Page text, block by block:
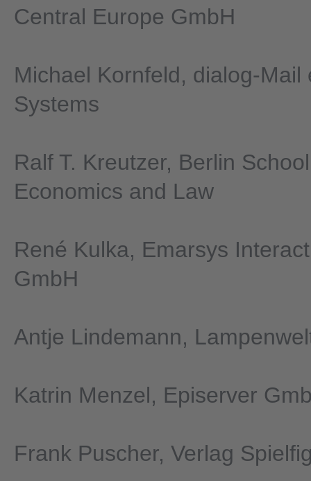
Central Europe GmbH
Michael Kornfeld, dialog-Mail
Systems
Ralf T. Kreutzer, Berlin
Economics and Law
René Kulka, Emarsys
GmbH
Antje Lindemann,
Katrin Menzel, Episerver
Frank Puscher, Verlag